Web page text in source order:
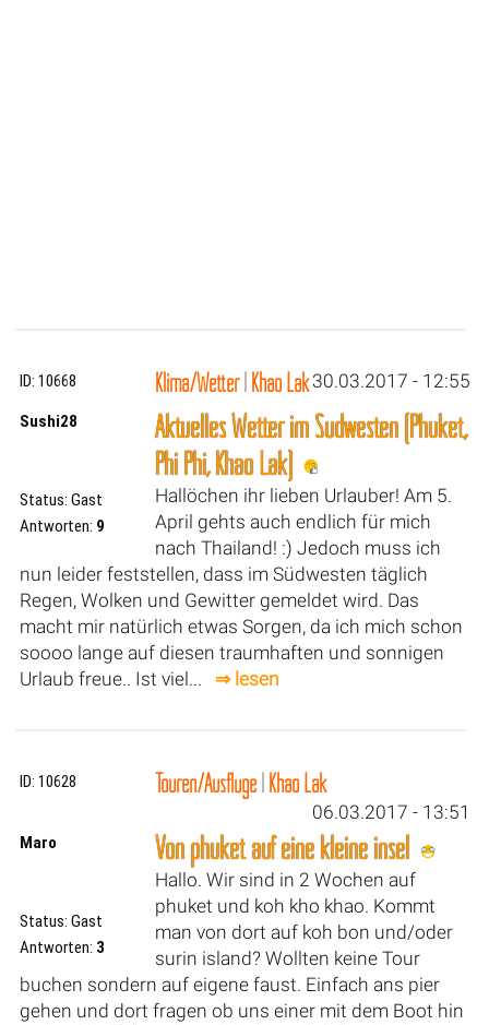
ID: 10668 Klima/Wetter|Khao Lak 30.03.2017 - 12:55
Sushi28
Status: Gast
Antworten: 9
Aktuelles Wetter im Südwesten (Phuket,
Phi Phi, Khao Lak)
Hallöchen ihr lieben Urlauber! Am 5.
April gehts auch endlich für mich
nach Thailand! :) Jedoch muss ich
nun leider feststellen, dass im Südwesten täglich
Regen, Wolken und Gewitter gemeldet wird. Das
macht mir natürlich etwas Sorgen, da ich mich schon
soooo lange auf diesen traumhaften und sonnigen
Urlaub freue.. Ist viel... ⇒ lesen
ID: 10628 Touren/Ausflüge|Khao Lak
06.03.2017 - 13:51
Maro
Status: Gast
Antworten: 3
Von phuket auf eine kleine insel
Hallo. Wir sind in 2 Wochen auf
phuket und koh kho khao. Kommt
man von dort auf koh bon und/oder
surin island? Wollten keine Tour
buchen sondern auf eigene faust. Einfach ans pier
gehen und dort fragen ob uns einer mit dem Boot hin